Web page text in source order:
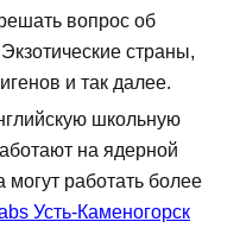
вопрос об
страны,
и так далее.
школьную
на ядерной
могут работать более
Усть-Каменогорск